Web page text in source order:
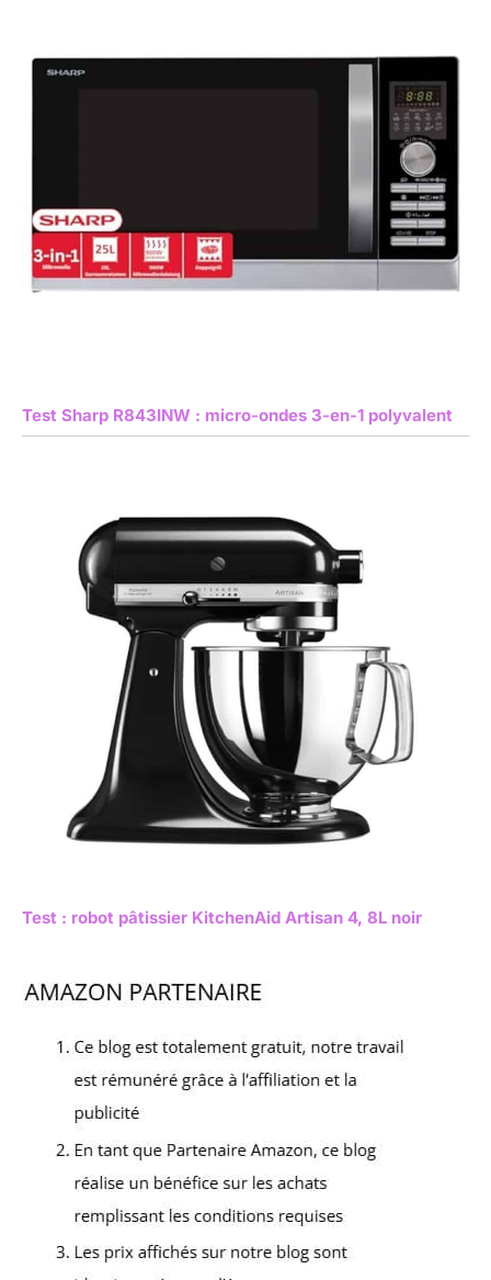
Test Sharp R843INW : micro-ondes 3-en-1 polyvalent
Test : robot pâtissier KitchenAid Artisan 4, 8L noir